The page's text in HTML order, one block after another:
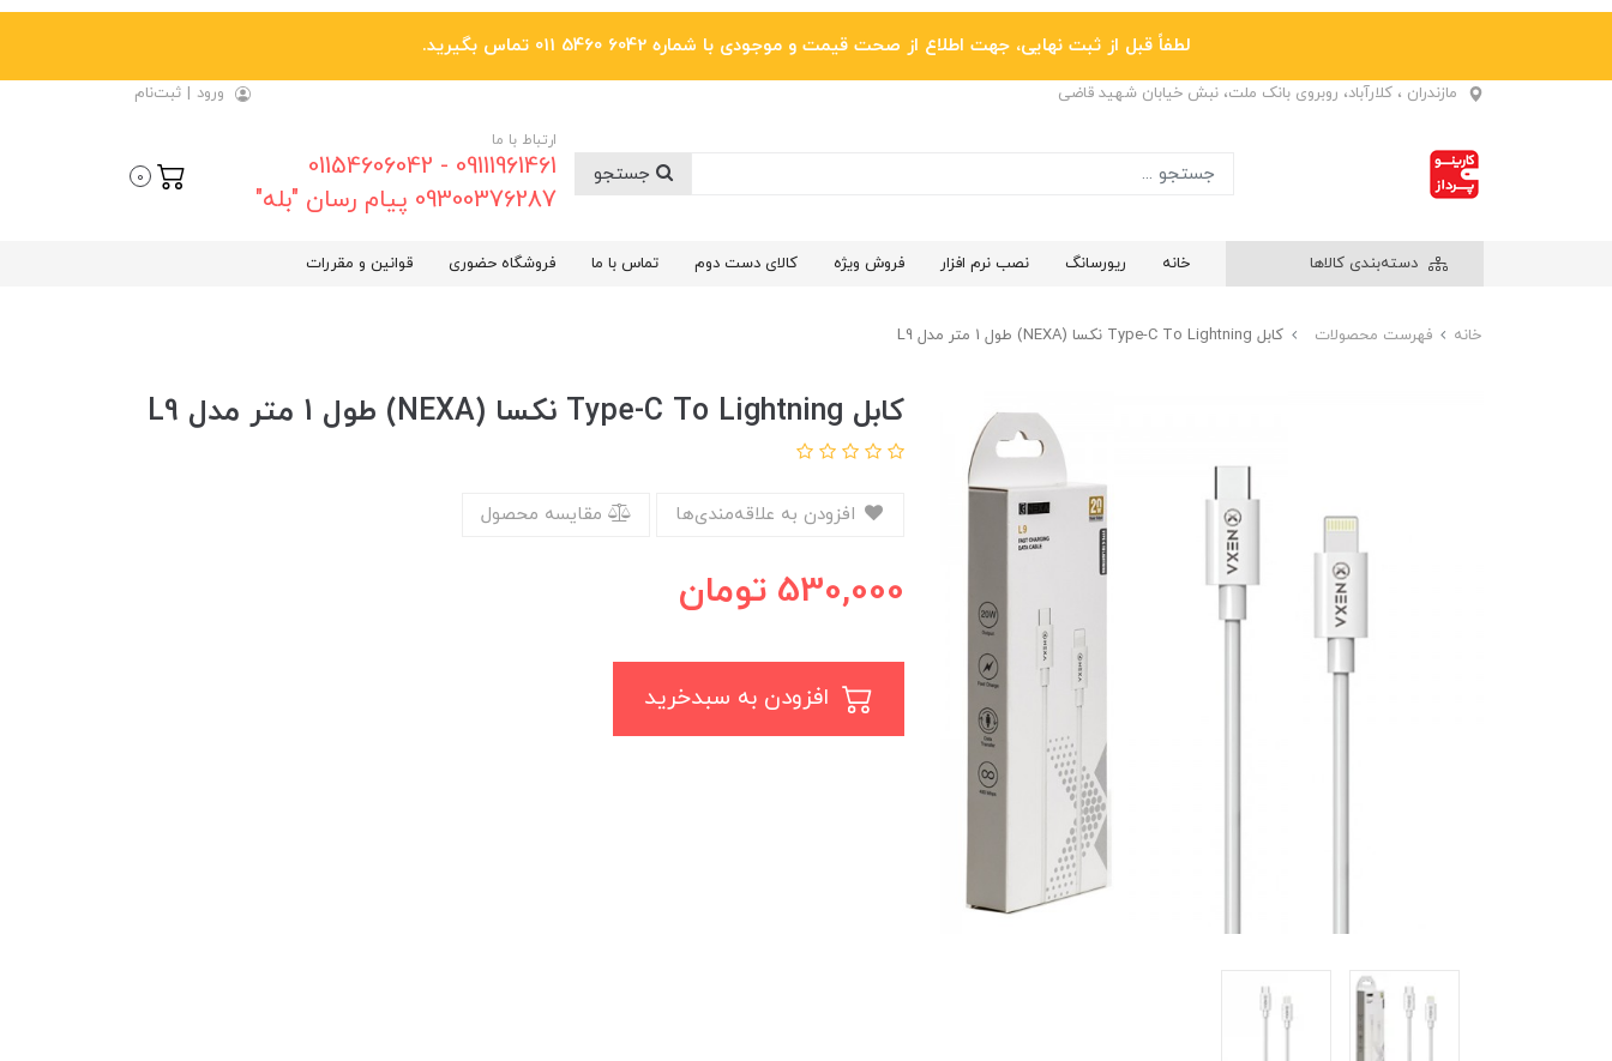
لطفاً قبل از ثبت نهایی، جهت اطلاع از صحت قیمت و موجودی با شماره 6042 5460 011 تماس بگیرید.
مازندران ، کلارآباد، روبروی بانک ملت، نبش خیابان شهید قاضی ورود | ثبت‌نام
ارتباط با ما
09111961461 - 01154606042
09300376287 پیام رسان "بله"
0
دسته‌بندی کالاها خانه ریورسانگ نصب نرم افزار فروش ویژه کالای دست دوم تماس با ما فروشگاه حضوری قوانین و مقررات
خانه فهرست محصولات کابل Type-C To Lightning نکسا (NEXA) طول 1 متر مدل L9
کابل Type-C To Lightning نکسا (NEXA) طول 1 متر مدل L9
مقایسه محصول
530,000 تومان